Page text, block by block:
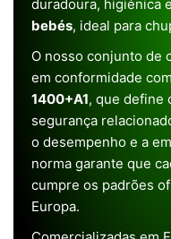
duradoura, higiénica
bebés, ideal para
O nosso conjunto de
em conformidade
1400+A1, que define
segurança
o desempenho e a
norma garante que
cumpre os padrões
Europa.